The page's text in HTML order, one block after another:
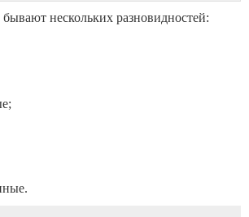
нескольких разновидностей: